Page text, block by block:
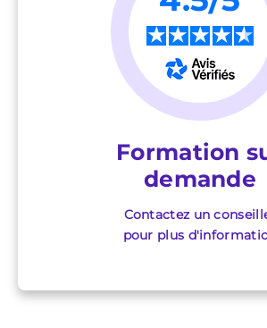
★★★★★
Formation
demande
Contactez un
pour plus